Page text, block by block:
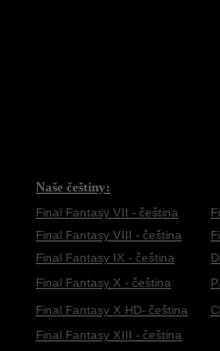
Naše češtiny:
Final Fantasy VII - čeština
Final Fantasy VIII - čeština
Final Fantasy IX - čeština
Final Fantasy X - čeština
Final Fantasy X HD- čeština
Final Fantasy XIII - čeština